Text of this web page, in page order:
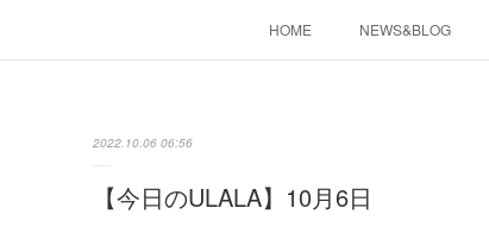
HOME NEWS&BLOG
2022.10.06 06:56
【今日のULALA】10月6日